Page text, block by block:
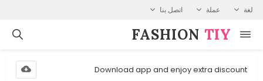
لغة عملة اتصل بنا
FASHION⁠ TIY
Download app and enjoy extra discount